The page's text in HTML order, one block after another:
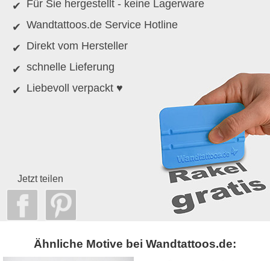
Für Sie hergestellt - keine Lagerware
Wandtattoos.de Service Hotline
Direkt vom Hersteller
schnelle Lieferung
Liebevoll verpackt ♥
Jetzt teilen
Ähnliche Motive bei Wandtattoos.de: